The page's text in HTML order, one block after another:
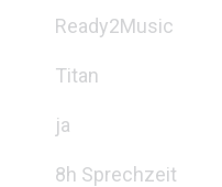
Ready2Music
Titan
ja
8h Sprechzeit